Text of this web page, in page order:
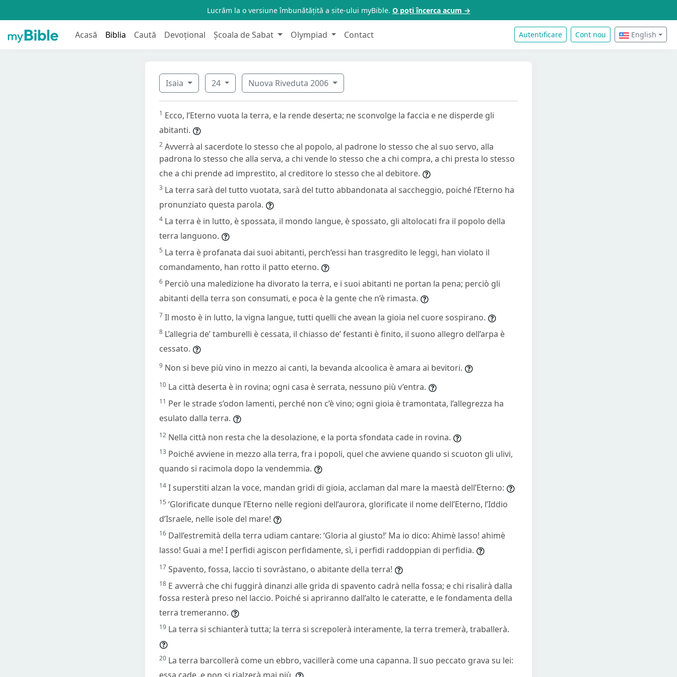
Lucrăm la o versiune îmbunătățită a site-ului myBible. O poți încerca acum →
Acasă Biblia Caută Devoțional Școala de Sabat Olympiad Contact Autentificare Cont nou English
Isaia 24 Nuova Riveduta 2006
1 Ecco, l’Eterno vuota la terra, e la rende deserta; ne sconvolge la faccia e ne disperde gli
abitanti.
2 Avverrà al sacerdote lo stesso che al popolo, al padrone lo stesso che al suo servo, alla
padrona lo stesso che alla serva, a chi vende lo stesso che a chi compra, a chi presta lo stesso
che a chi prende ad imprestito, al creditore lo stesso che al debitore.
3 La terra sarà del tutto vuotata, sarà del tutto abbandonata al saccheggio, poiché l’Eterno ha
pronunziato questa parola.
4 La terra è in lutto, è spossata, il mondo langue, è spossato, gli altolocati fra il popolo della
terra languono.
5 La terra è profanata dai suoi abitanti, perch’essi han trasgredito le leggi, han violato il
comandamento, han rotto il patto eterno.
6 Perciò una maledizione ha divorato la terra, e i suoi abitanti ne portan la pena; perciò gli
abitanti della terra son consumati, e poca è la gente che n’è rimasta.
7 Il mosto è in lutto, la vigna langue, tutti quelli che avean la gioia nel cuore sospirano.
8 L’allegria de’ tamburelli è cessata, il chiasso de’ festanti è finito, il suono allegro dell’arpa è
cessato.
9 Non si beve più vino in mezzo ai canti, la bevanda alcoolica è amara ai bevitori.
10 La città deserta è in rovina; ogni casa è serrata, nessuno più v’entra.
11 Per le strade s’odon lamenti, perché non c’è vino; ogni gioia è tramontata, l’allegrezza ha
esulato dalla terra.
12 Nella città non resta che la desolazione, e la porta sfondata cade in rovina.
13 Poiché avviene in mezzo alla terra, fra i popoli, quel che avviene quando si scuoton gli ulivi,
quando si racimola dopo la vendemmia.
14 I superstiti alzan la voce, mandan gridi di gioia, acclaman dal mare la maestà dell’Eterno:
15 ‘Glorificate dunque l’Eterno nelle regioni dell’aurora, glorificate il nome dell’Eterno, l’Iddio
d’Israele, nelle isole del mare!
16 Dall’estremità della terra udiam cantare: ‘Gloria al giusto!’ Ma io dico: Ahimè lasso! ahimè
lasso! Guai a me! I perfidi agiscon perfidamente, sì, i perfidi raddoppian di perfidia.
17 Spavento, fossa, laccio ti sovràstano, o abitante della terra!
18 E avverrà che chi fuggirà dinanzi alle grida di spavento cadrà nella fossa; e chi risalirà dalla
fossa resterà preso nel laccio. Poiché si apriranno dall’alto le cateratte, e le fondamenta della
terra tremeranno.
19 La terra si schianterà tutta; la terra si screpolerà interamente, la terra tremerà, traballerà.
20 La terra barcollerà come un ebbro, vacillerà come una capanna. Il suo peccato grava su lei: